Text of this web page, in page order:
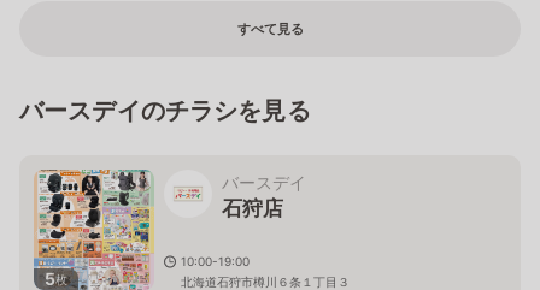
すべて見る
バースデイのチラシを見る
5枚
バースデイ
石狩店
10:00-19:00
北海道石狩市樽川６条１丁目３